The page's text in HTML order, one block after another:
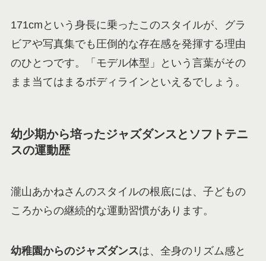
171cmという身長に乗ったこのスタイルが、グラ
ビアや写真集でも圧倒的な存在感を発揮する理由
のひとつです。「モデル体型」という言葉がその
まま当てはまるボディラインといえるでしょう。
幼少期から培ったジャズダンスとソフトテニ
スの運動歴
瀧山あかねさんのスタイルの根底には、子どもの
ころからの継続的な運動習慣があります。
幼稚園からのジャズダンスは、全身のリズム感と